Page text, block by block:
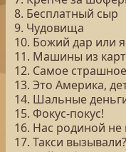
8. Бесплатный сыр
9. Чудовища
10. Божий дар или
11. Машины из
12. Самое
13. Это Америка,
14. Шальные
15. Фокус-покус!
16. Нас родиной не
17. Такси вызывали?